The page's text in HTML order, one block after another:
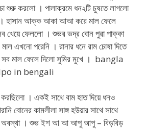
শুরু করলো । পালাক্রমে ধন২টি চুষতে লাগলো
। হাসান আক্ক আকা আআ করে মাল ফেলে
খেয়ে ফেললো । শুভর ভদ্র বোন পুরা পাক্কা
এখনো পরেনি । রানার ধনে রাম চোষা দিতে
সব মাল ফেলে দিলো সুমির মুখে । bangla
in bengali
করছিলো । একই সাথে বাম হাত দিয়ে ধনও
বোনের কামলীলা সাঙ্গ হউয়ার সাথে সাথে
অবস্থা । শুভ ইশ আ আ আপু আপু – বিড়বিড়